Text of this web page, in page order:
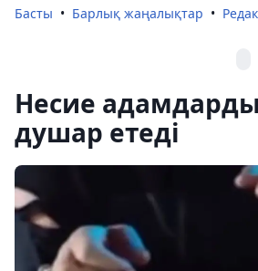
Басты Барлық жаңалықтар
Несие
душар етеді